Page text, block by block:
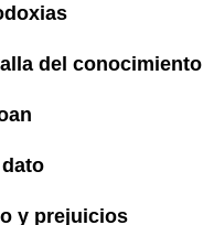
del conocimiento
y prejuicios